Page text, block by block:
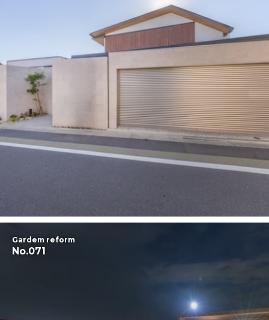
Gardem reform
No.071